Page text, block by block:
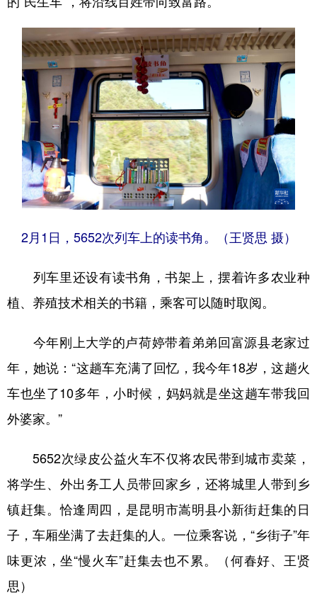
2月1日，5652次列车上的读书角。（王贤思 摄）
列车里还设有读书角，书架上，摆着许多农业种
植、养殖技术相关的书籍，乘客可以随时取阅。
今年刚上大学的卢荷婷带着弟弟回富源县老家过
年，她说：“这趟车充满了回忆，我今年18岁，这趟火
车也坐了10多年，小时候，妈妈就是坐这趟车带我回
外婆家。”
5652次绿皮公益火车不仅将农民带到城市卖菜，
将学生、外出务工人员带回家乡，还将城里人带到乡
镇赶集。恰逢周四，是昆明市嵩明县小新街赶集的日
子，车厢坐满了去赶集的人。一位乘客说，“乡街子”年
味更浓，坐“慢火车”赶集去也不累。（何春好、王贤
思）